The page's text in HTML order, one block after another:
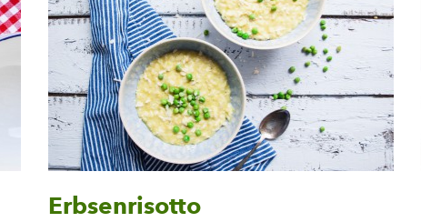
Erbsenrisotto